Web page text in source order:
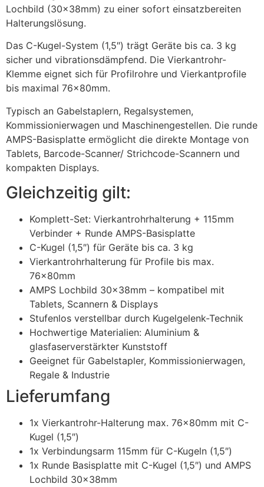
Lochbild (30x38mm) zu einer sofort einsatzbereiten
Halterungslösung.
Das C-Kugel-System (1,5″) trägt Geräte bis ca. 3 kg
sicher und vibrationsdämpfend. Die Vierkantrohr-
Klemme eignet sich für Profilrohre und Vierkantprofile
bis maximal 76x80mm.
Typisch an Gabelstaplern, Regalsystemen,
Kommissionierwagen und Maschinengestellen. Die runde
AMPS-Basisplatte ermöglicht die direkte Montage von
Tablets, Barcode-Scanner/ Strichcode-Scannern und
kompakten Displays.
Gleichzeitig gilt:
Komplett-Set: Vierkantrohrhalterung + 115mm
Verbinder + Runde AMPS-Basisplatte
C-Kugel (1,5″) für Geräte bis ca. 3 kg
Vierkantrohrhalterung für Profile bis max.
76x80mm
AMPS Lochbild 30x38mm – kompatibel mit
Tablets, Scannern & Displays
Stufenlos verstellbar durch Kugelgelenk-Technik
Hochwertige Materialien: Aluminium &
glasfaserverstärkter Kunststoff
Geeignet für Gabelstapler, Kommissionierwagen,
Regale & Industrie
Lieferumfang
1x Vierkantrohr-Halterung max. 76x80mm mit C-
Kugel (1,5″)
1x Verbindungsarm 115mm für C-Kugeln (1,5″)
1x Runde Basisplatte mit C-Kugel (1,5″) und AMPS
Lochbild 30x38mm